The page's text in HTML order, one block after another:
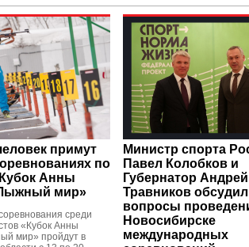
примут
по
Анны
мир»
среди
«Кубок Анны
мир» пройдут в
Министр спорта
Павел Колобков и
Губернатор Андрей
Травников
вопросы
Новосибирске
международных